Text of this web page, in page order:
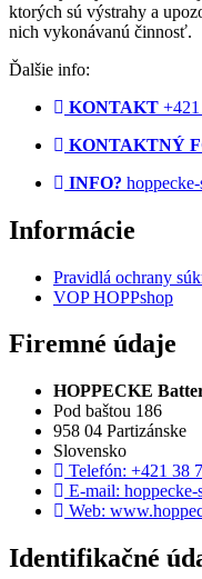
ktorých sú výstrahy a
nich vykonávanú činnosť.
Ďalšie info:
KONTAKT
KONTAKTNÝ
INFO?
Informácie
Pravidlá ochrany
VOP HOPPshop
Firemné údaje
HOPPECKE
Pod baštou 186
958 04 Partizánske
Slovensko
Telefón: +421 38
E-mail:
Web:
Identifikačné